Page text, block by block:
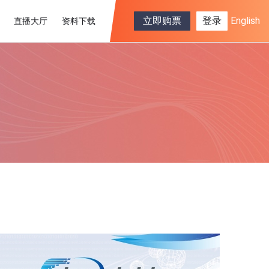
直播大厅 资料下载 立即购票 登录 English